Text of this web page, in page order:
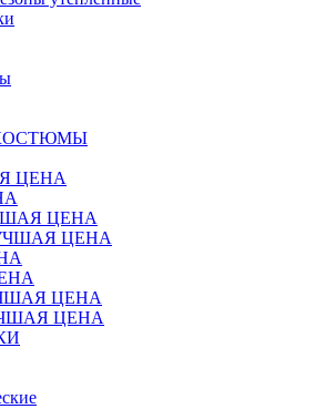
ЦЕНА
ЦЕНА
ЦЕНА
ЦЕНА
ЦЕНА